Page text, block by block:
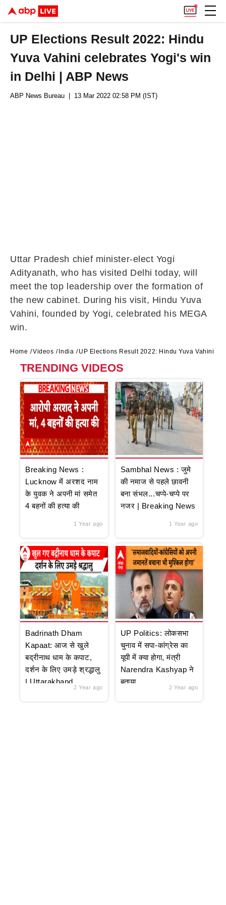
UP Elections Result 2022: Hindu
Yuva Vahini celebrates Yogi's win
in Delhi | ABP News
ABP News Bureau | 13 Mar 2022 02:58 PM (IST)
Uttar Pradesh chief minister-elect Yogi
Adityanath, who has visited Delhi today, will
meet the top leadership over the formation of
the new cabinet. During his visit, Hindu Yuva
Vahini, founded by Yogi, celebrated his MEGA
win.
Home Videos India UP Elections Result 2022: Hindu Yuva Vahini
TRENDING VIDEOS
Breaking News :
Lucknow में अरशद नाम
के युवक ने अपनी मां समेत
4 बहनों की हत्या की
1 Year ago
Sambhal News : जुमे
की नमाज से पहले छावनी
बना संभल...चप्पे-चप्पे पर
नजर | Breaking News
1 Year ago
Badrinath Dham
Kapaat: आज से खुले
बद्रीनाथ धाम के कपाट,
दर्शन के लिए उमड़े श्रद्धालु
| Uttarakhand
2 Year ago
UP Politics: लोकसभा
चुनाव में सपा-कांग्रेस का
यूपी में क्या होगा, मंत्री
Narendra Kashyap ने
बताया
2 Year ago